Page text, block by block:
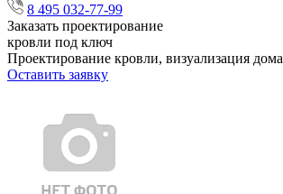
8 495 032-77-99
Заказать проектирование
кровли под ключ
Проектирование кровли, визуализация дома
Оставить заявку